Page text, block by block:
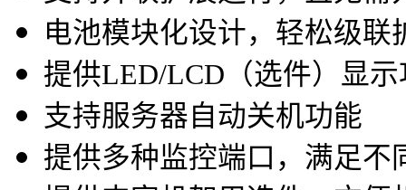
电池模块化设计，轻松级联
提供LED/LCD（选件）显
支持服务器自动关机功能
提供多种监控端口，满足不